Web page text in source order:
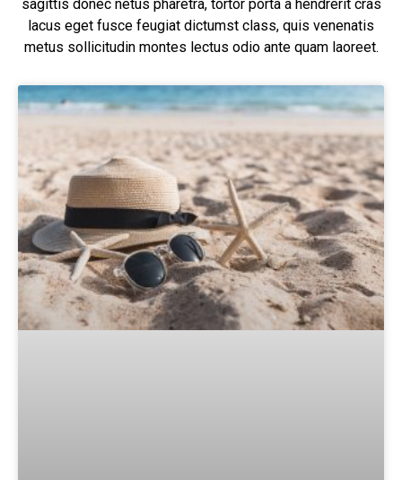
sagittis donec netus pharetra, tortor porta a hendrerit cras
lacus eget fusce feugiat dictumst class, quis venenatis
metus sollicitudin montes lectus odio ante quam laoreet.